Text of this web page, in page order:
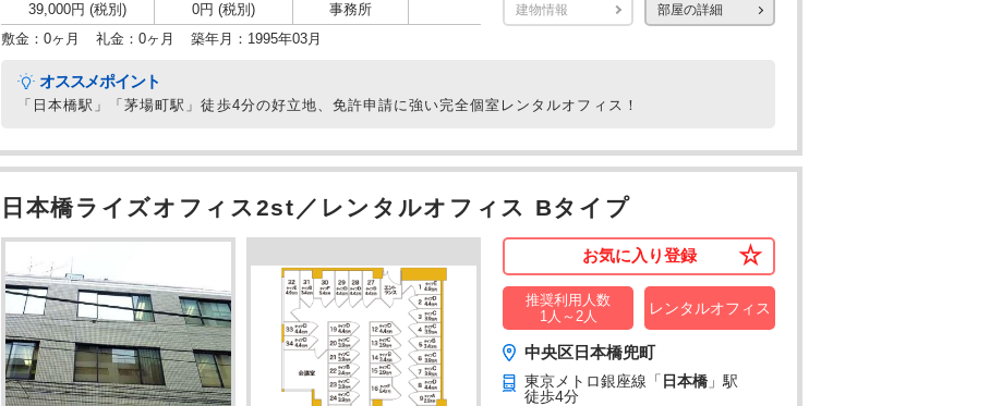
39,000円 (税別) 0円 (税別)
事務所
敷金：0ヶ月
礼金：0ヶ月 築年月：1995年03月
建物情報 部屋の詳細
オススメポイント
「日本橋駅」「茅場町駅」徒歩4分の好立地、免許申請に強い完全個室レンタルオフィス！
日本橋ライズオフィス2st／レンタルオフィス Bタイプ
お気に入り登録
推奨利用人数
1人～2人
レンタルオフィス
中央区日本橋兜町
東京メトロ銀座線「 日本橋 」駅
徒歩4分